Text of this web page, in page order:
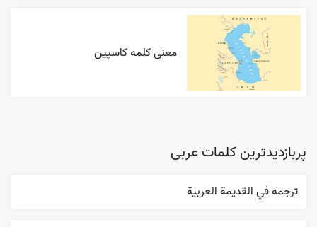
معنی کلمه کاسپین
پربازدیدترین کلمات عربی
ترجمه في القديمة العربية